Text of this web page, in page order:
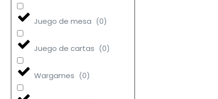
Juego de mesa (0)
Juego de cartas (0)
Wargames (0)